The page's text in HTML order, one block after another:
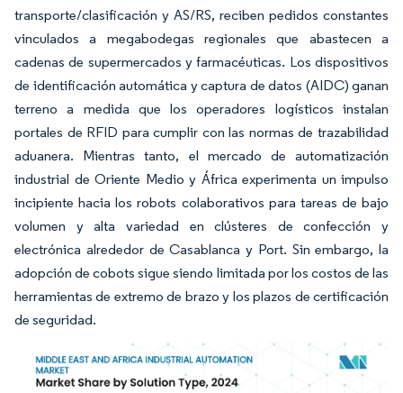
transporte/clasificación y AS/RS, reciben pedidos constantes
vinculados a megabodegas regionales que abastecen a
cadenas de supermercados y farmacéuticas. Los dispositivos
de identificación automática y captura de datos (AIDC) ganan
terreno a medida que los operadores logísticos instalan
portales de RFID para cumplir con las normas de trazabilidad
aduanera. Mientras tanto, el mercado de automatización
industrial de Oriente Medio y África experimenta un impulso
incipiente hacia los robots colaborativos para tareas de bajo
volumen y alta variedad en clústeres de confección y
electrónica alrededor de Casablanca y Port. Sin embargo, la
adopción de cobots sigue siendo limitada por los costos de las
herramientas de extremo de brazo y los plazos de certificación
de seguridad.